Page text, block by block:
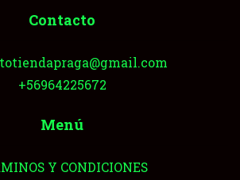
Contacto
+56964225672
Menú
Y CONDICIONES